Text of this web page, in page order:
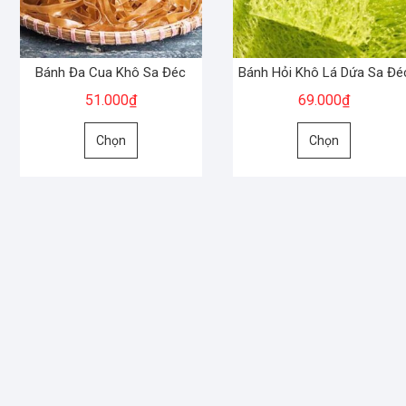
Bánh Đa Cua Khô Sa Đéc
51.000₫
Chọn
Sản
Bánh Hỏi Khô Lá Dứa Sa
69.000₫
Chọn
Sản